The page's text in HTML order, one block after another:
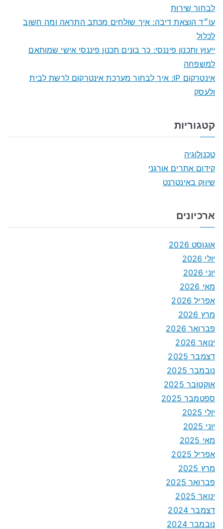
לבחור שירות
עו״ד הוצאת דיבה: איך שולחים מכתב התראה ומה חשוב
לכלול
ייעוץ ותכנון פיננסי: כך בונים תכנון פיננסי אישי שמותאם
למשפחה
אינטרקום IP: איך לבחור מערכת אינטרקום לרשת לבית
ולעסק
קטגוריות
טכנולוגיה
קידום אתרים אורגני
שיווק באינטרנט
ארכיונים
אוגוסט 2026
יולי 2026
יוני 2026
מאי 2026
אפריל 2026
מרץ 2026
פברואר 2026
ינואר 2026
דצמבר 2025
נובמבר 2025
אוקטובר 2025
ספטמבר 2025
יולי 2025
יוני 2025
מאי 2025
אפריל 2025
מרץ 2025
פברואר 2025
ינואר 2025
דצמבר 2024
נובמבר 2024